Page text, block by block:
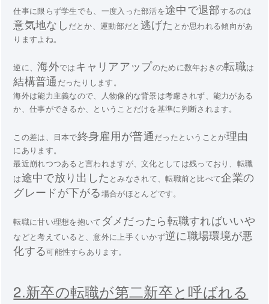
仕事に限らず学生でも、一度入った部活を途中で退部するのは
意気地なし だとか、運動部だと 逃げた とか思われる傾向があ
りますよね。
逆に、海外ではキャリアアップのために数年おきの転職は
結構普通 だったりします。
海外は能力主義なので、人物像的な背景は考慮されず、能力がある
か、仕事ができるか、ということだけを基準に判断されます。
この差は、日本で終身雇用が普通だったということが理由
にあります。
最近崩れつつあると言われますが、文化としては残っており、転職
は途中で放り出した とみなされて、転職前と比べて企業の
グレードが下がる場合がほとんどです。
転職に甘い理想を抱いて ダメだったら転職すればいいや
などと考えていると、意外に上手くいかず逆に職場環境が悪
化する可能性すらあります。
2.新卒の転職が第二新卒と呼ばれる